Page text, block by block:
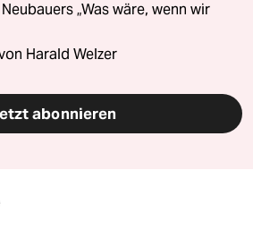
„Was wäre, wenn wir
Harald Welzer
abonnieren